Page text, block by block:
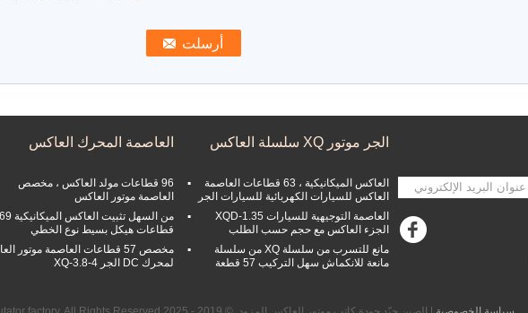
العاصمة المحرك العاكس
96 قطاعات مولد العاكس ، مخصص
العاصمة موتور العاكس
من السهل تثبيت العاكس الميكانيكية 69
قطاعات هيكل بسيط نوع الخطي
مخصص 57 قطاعات العاصمة موتور
لمحرك DC الجر XQ-3.8-4
الجر موتور XQ سلسلة العاكس
العاكس الميكانيكية ، 63 قطاعات العاصمة
العاكس للسيارات الكهربائية للسيارات الجر
العاصمة التوجيهية للسيارات XQD-1.35
الجزء العاكس مع حجم حسب الطلب
مانع للتسرب من سلسلة XQ من سلسلة
مانعة للانكماش سهل التركيب 57 قطعة